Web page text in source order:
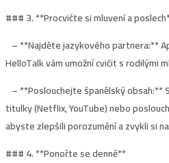
### 3. **Procvičte si mluvení a poslech
– **Najděte jazykového partnera:**
HelloTalk vám umožní cvičit s rodilými
– **Poslouchejte španělský obsah:**
titulky (Netflix, YouTube) nebo
abyste zlepšili porozumění a zvykli si
### 4. **Ponořte se denně**